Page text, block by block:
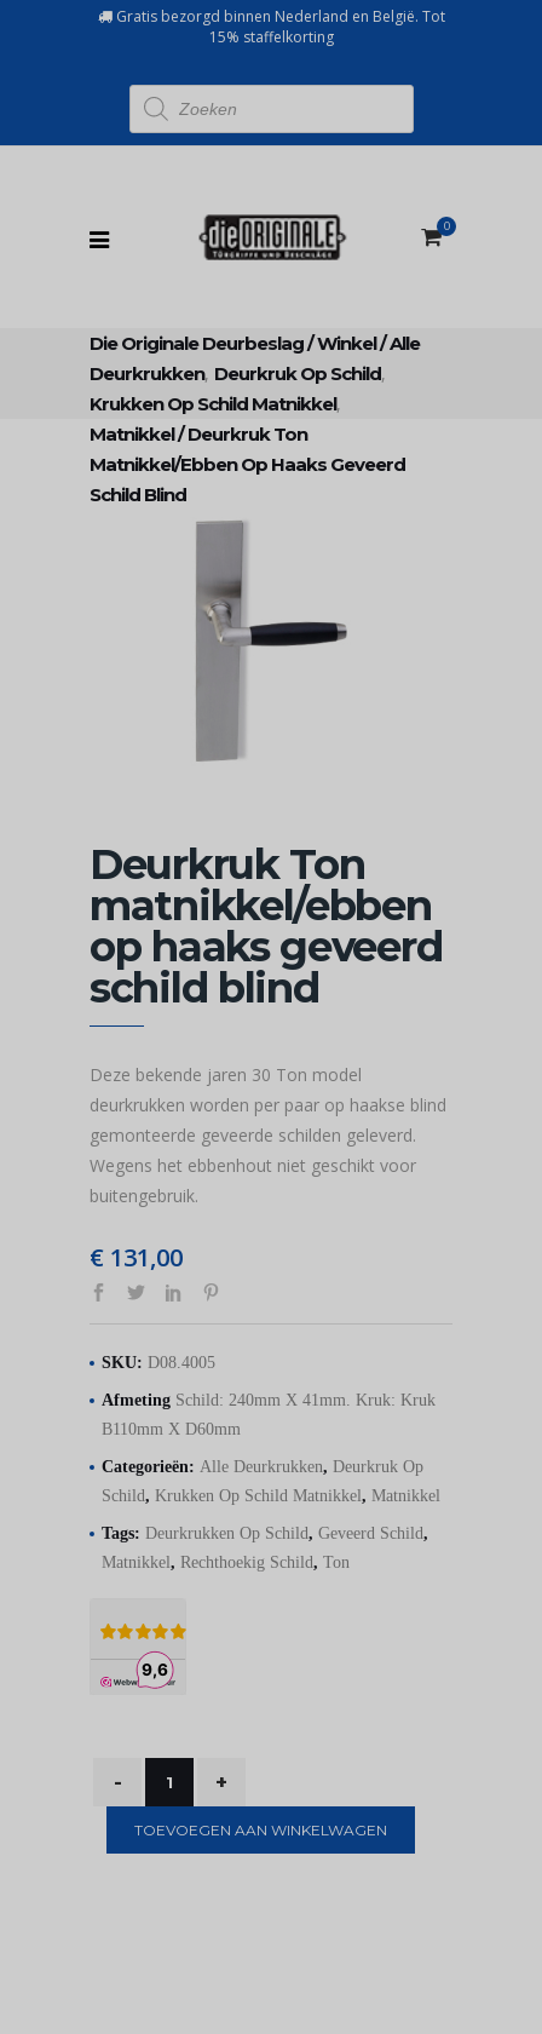
Gratis bezorgd binnen Nederland en België. Tot
15% staffelkorting
Producten
zoeken
0
Die Originale Deurbeslag/Winkel/Alle
Deurkrukken, Deurkruk Op Schild,
Krukken Op Schild Matnikkel,
Matnikkel/Deurkruk Ton
Matnikkel/ebben Op Haaks Geveerd
Schild Blind
Deurkruk Ton
matnikkel/ebben
op haaks geveerd
schild blind
Deze bekende jaren 30 Ton model
deurkrukken worden per paar op haakse blind
gemonteerde geveerde schilden geleverd.
Wegens het ebbenhout niet geschikt voor
buitengebruik.
€ 131,00
SKU: D08.4005
Afmeting Schild: 240mm X 41mm. Kruk: Kruk
B110mm X D60mm
Categorieën: Alle Deurkrukken, Deurkruk Op
Schild, Krukken Op Schild Matnikkel, Matnikkel
Tags: Deurkrukken Op Schild, Geveerd Schild,
Matnikkel, Rechthoekig Schild, Ton
TOEVOEGEN AAN WINKELWAGEN